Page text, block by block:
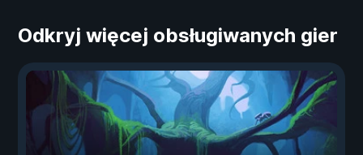
Odkryj więcej obsługiwanych gier